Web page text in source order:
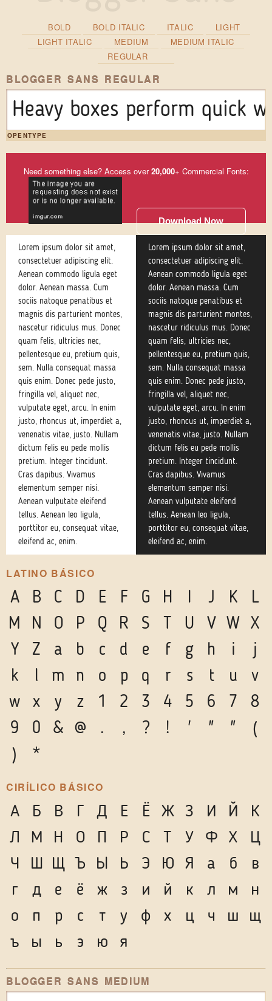
BOLD BOLD ITALIC ITALIC
LIGHT
LIGHT ITALIC
MEDIUM
MEDIUM ITALIC
REGULAR
BLOGGER SANS REGULAR
Heavy boxes perform quick
OPENTYPE
Need something else? Access over20,000+ Commercial Fonts:
Download Now
Lorem ipsum dolor sit amet,
consectetuer adipiscing elit.
Aenean commodo ligula eget
dolor. Aenean massa. Cum
sociis natoque penatibus et
magnis dis parturient montes,
nascetur ridiculus mus. Donec
quam felis, ultricies nec,
pellentesque eu, pretium quis,
sem. Nulla consequat massa
quis enim. Donec pede justo,
fringilla vel, aliquet nec,
vulputate eget, arcu. In enim
justo, rhoncus ut, imperdiet a,
venenatis vitae, justo. Nullam
dictum felis eu pede mollis
pretium. Integer tincidunt.
Cras dapibus. Vivamus
elementum semper nisi.
Aenean vulputate eleifend
tellus. Aenean leo ligula,
porttitor eu, consequat vitae,
eleifend ac, enim.
Lorem ipsum dolor sit amet,
consectetuer adipiscing elit.
Aenean commodo ligula eget
dolor. Aenean massa. Cum
sociis natoque penatibus et
magnis dis parturient montes,
nascetur ridiculus mus. Donec
quam felis, ultricies nec,
pellentesque eu, pretium quis,
sem. Nulla consequat massa
quis enim. Donec pede justo,
fringilla vel, aliquet nec,
vulputate eget, arcu. In enim
justo, rhoncus ut, imperdiet a,
venenatis vitae, justo. Nullam
dictum felis eu pede mollis
pretium. Integer tincidunt.
Cras dapibus. Vivamus
elementum semper nisi.
Aenean vulputate eleifend
tellus. Aenean leo ligula,
porttitor eu, consequat vitae,
eleifend ac, enim.
LATINO BÁSICO
A B C D E F G H I J K
L
M
N O P Q R S T U V W
X
Y
Z a b c d e f g h i
j
k
l m n o p q r s t u
v
w
x y z 1 2 3 4 5 6 7
8
9
0 & @ . , ? ! ' " "
(
)
*
CIRÍLICO BÁSICO
А Б В Г Д Е Ё Ж З И Й
К
Л
М Н О П Р С Т У Ф Х
Ц
Ч
Ш Щ Ъ Ы Ь Э Ю Я а б
в
г
д е ё ж з и й к л м
н
о
п р с т у ф х ц ч ш
щ
ъ
ы ь э ю я
BLOGGER SANS MEDIUM